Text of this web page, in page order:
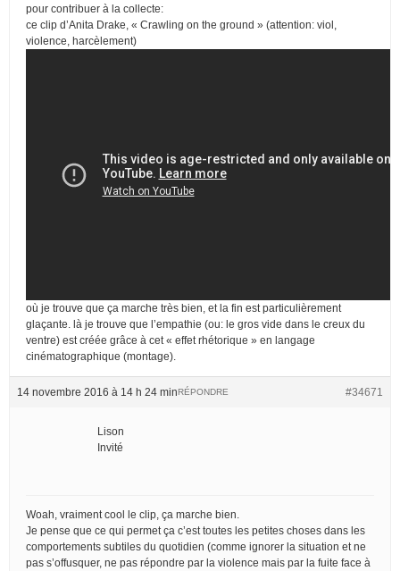
pour contribuer à la collecte:
ce clip d’Anita Drake, « Crawling on the ground » (attention: viol,
violence, harcèlement)
où je trouve que ça marche très bien, et la fin est particulièrement
glaçante. là je trouve que l’empathie (ou: le gros vide dans le creux du
ventre) est créée grâce à cet « effet rhétorique » en langage
cinématographique (montage).
14 novembre 2016 à 14 h 24 min #34671
RÉPONDRE
Lison
Invité
Woah, vraiment cool le clip, ça marche bien.
Je pense que ce qui permet ça c’est toutes les petites choses dans les
comportements subtiles du quotidien (comme ignorer la situation et ne
pas s’offusquer, ne pas répondre par la violence mais par la fuite face à